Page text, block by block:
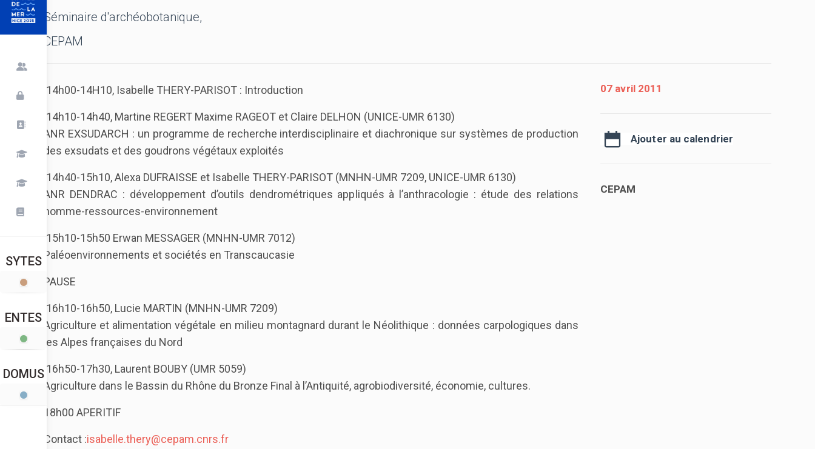
SYTES
ENTES
DOMUS
Séminaire d'archéobotanique,
CEPAM
14h00-14H10, Isabelle THERY-PARISOT : Introduction
14h10-14h40, Martine REGERT Maxime RAGEOT et Claire DELHON (UNICE-UMR 6130)
ANR EXSUDARCH : un programme de recherche interdisciplinaire et diachronique sur systèmes de production
des exsudats et des goudrons végétaux exploités
14h40-15h10, Alexa DUFRAISSE et Isabelle THERY-PARISOT (MNHN-UMR 7209, UNICE-UMR 6130)
ANR DENDRAC : développement d’outils dendrométriques appliqués à l’anthracologie : étude des relations
homme-ressources-environnement
15h10-15h50 Erwan MESSAGER (MNHN-UMR 7012)
Paléoenvironnements et sociétés en Transcaucasie
PAUSE
16h10-16h50, Lucie MARTIN (MNHN-UMR 7209)
Agriculture et alimentation végétale en milieu montagnard durant le Néolithique : données carpologiques dans
les Alpes françaises du Nord
16h50-17h30, Laurent BOUBY (UMR 5059)
Agriculture dans le Bassin du Rhône du Bronze Final à l’Antiquité, agrobiodiversité, économie, cultures.
18h00 APERITIF
Contact :isabelle.thery@cepam.cnrs.fr
07 avril 2011
Ajouter au calendrier
CEPAM